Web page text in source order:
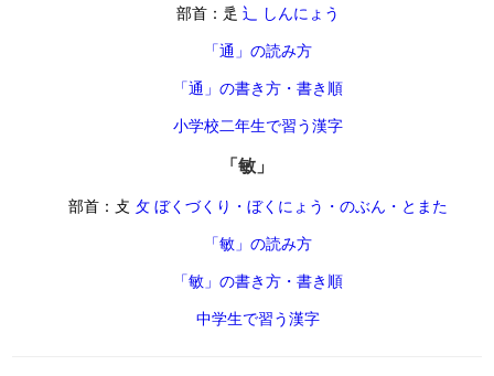
部首：辵 辶 しんにょう
「通」の読み方
「通」の書き方・書き順
小学校二年生で習う漢字
「敏」
部首：攴 攵 ぼくづくり・ぼくにょう・のぶん・とまた
「敏」の読み方
「敏」の書き方・書き順
中学生で習う漢字